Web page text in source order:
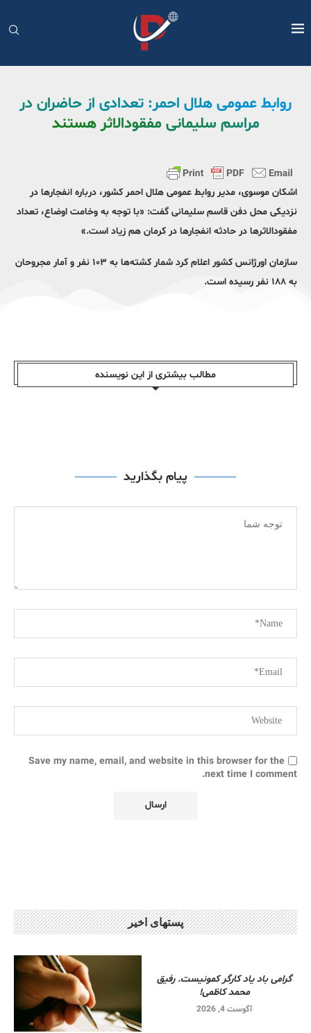
روابط عمومی هلال احمر: تعدادی از حاضران در
مراسم سلیمانی مفقودالاثر هستند
اشکان موسوی، مدیر روابط عمومی هلال احمر کشور، درباره انفجارها در
نزدیکی محل دفن قاسم سلیمانی گفت: «با توجه به وخامت اوضاع، تعداد
مفقودالاثرها در حادثه انفجارها در کرمان هم زیاد است.»
سازمان اورژانس کشور اعلام کرد شمار کشته‌ها به ۱۰۳ نفر و آمار مجروحان
به ۱۸۸ نفر رسیده است.
مطالب بیشتری از این نویسندە
پیام بگذارید
Save my name, email, and website in this browser for the
next time I comment.
پستهای اخیر
گرامی باد یاد کارگر کمونیست. رفیق
محمد کاظمی!
آگوست 4, 2026